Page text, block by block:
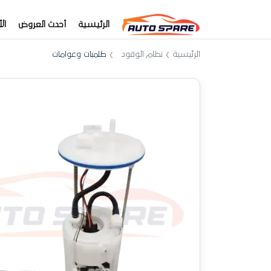
الرئيسية أحدث العروض
الرئيسية نظام الوقود طلمبات وعوامات